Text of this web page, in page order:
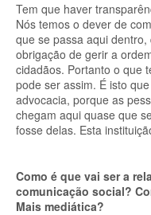
Tem que haver
Nós temos o dever de
que se passa aqui
obrigação de gerir a
cidadãos. Portanto o que
pode ser assim. É isto
advocacia, porque as
chegam aqui quase que
fosse delas. Esta
Como é que vai ser a
comunicação social?
Mais mediática?